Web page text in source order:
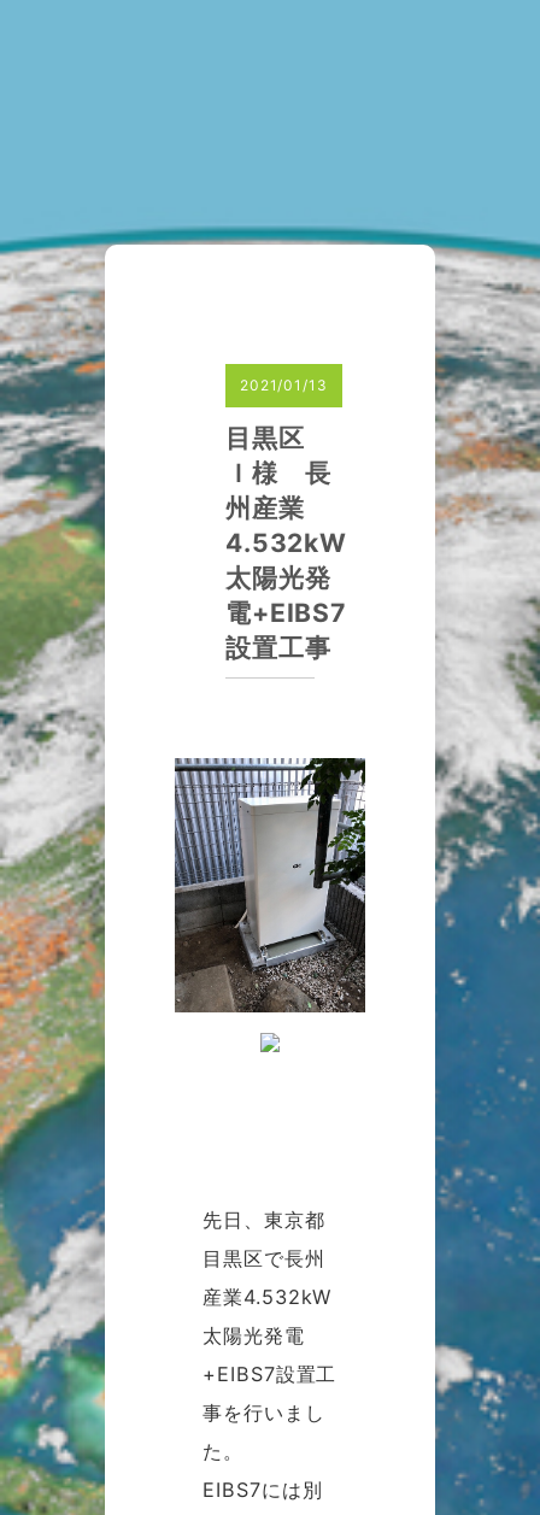
2021/01/13
目黒区
Ｉ様 長
州産業
4.532kW
太陽光発
電+EIBS7
設置工事
先日、東京都
目黒区で長州
産業4.532kW
太陽光発電
+EIBS7設置工
事を行いまし
た。
EIBS7には別